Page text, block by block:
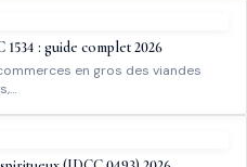
: guide complet 2026
en gros des viandes